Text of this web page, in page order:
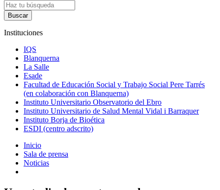
Instituciones
IQS
Blanquerna
La Salle
Esade
Facultad de Educación Social y Trabajo Social Pere Tarrés
(en colaboración con Blanquerna)
Instituto Universitario Observatorio del Ebro
Instituto Universitario de Salud Mental Vidal i Barraquer
Instituto Borja de Bioética
ESDI (centro adscrito)
Inicio
Sala de prensa
Noticias